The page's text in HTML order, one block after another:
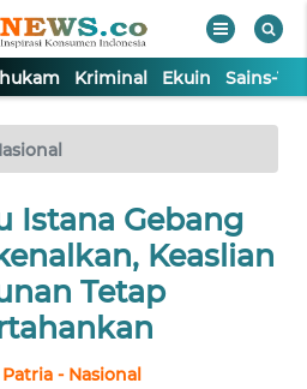
Kriminal Ekuin Sains-
Istana Gebang
Keaslian
Tetap
- Nasional